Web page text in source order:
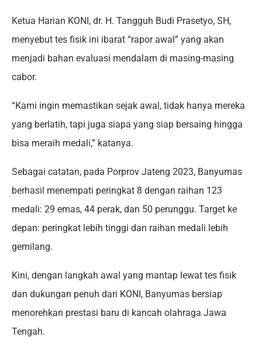
Ketua Harian KONI, dr. H. Tangguh Budi Prasetyo, SH,
menyebut tes fisik ini ibarat “rapor awal” yang akan
menjadi bahan evaluasi mendalam di masing-masing
cabor.
“Kami ingin memastikan sejak awal, tidak hanya mereka
yang berlatih, tapi juga siapa yang siap bersaing hingga
bisa meraih medali,” katanya.
Sebagai catatan, pada Porprov Jateng 2023, Banyumas
berhasil menempati peringkat 8 dengan raihan 123
medali: 29 emas, 44 perak, dan 50 perunggu. Target ke
depan: peringkat lebih tinggi dan raihan medali lebih
gemilang.
Kini, dengan langkah awal yang mantap lewat tes fisik
dan dukungan penuh dari KONI, Banyumas bersiap
menorehkan prestasi baru di kancah olahraga Jawa
Tengah.